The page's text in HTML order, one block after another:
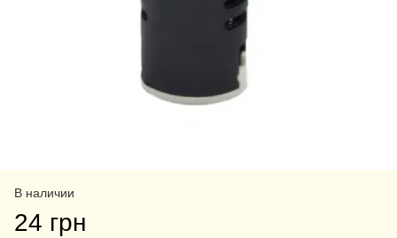
В наличии
24 грн